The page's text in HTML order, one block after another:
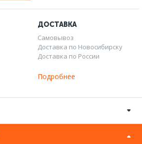
ДОСТАВКА
Самовывоз
Доставка по Новосибирску
Доставка по России
Подробнее